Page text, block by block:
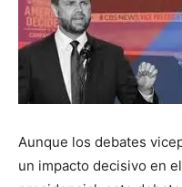
Aunque los debates
un impacto decisivo en